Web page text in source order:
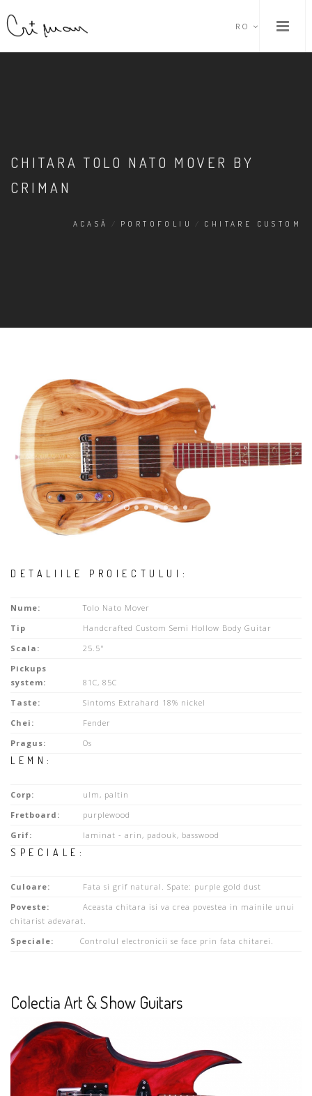
RO
CHITARA TOLO NATO MOVER BY
CRIMAN
ACASĂ / PORTOFOLIU / CHITARE CUSTOM
DETALIILE PROIECTULUI:
Nume:
Tolo Nato Mover
Tip
Handcrafted Custom Semi Hollow Body Guitar
Scala:
25.5"
Pickups
system:
81C, 85C
Taste:
Sintoms Extrahard 18% nickel
Chei:
Fender
Pragus:
Os
LEMN:
Corp:
ulm, paltin
Fretboard:
purplewood
Grif:
laminat - arin, padouk, basswood
SPECIALE:
Culoare:
Fata si grif natural. Spate: purple gold dust
Poveste:
Aceasta chitara isi va crea povestea in mainile unui
chitarist adevarat.
Speciale:
Controlul electronicii se face prin fata chitarei.
Colectia Art & Show Guitars